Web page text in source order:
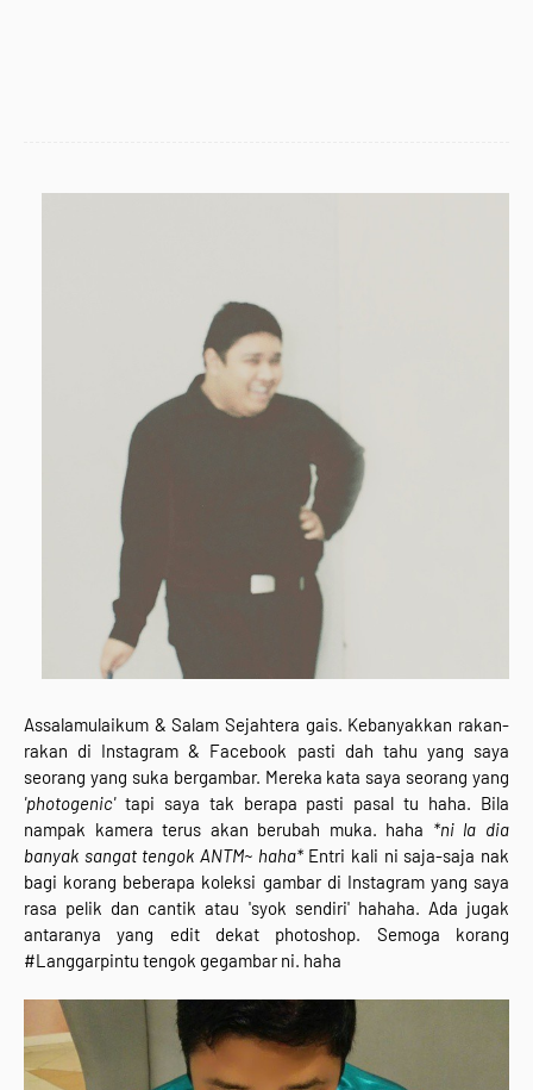
Assalamulaikum & Salam Sejahtera gais. Kebanyakkan rakan-
rakan di Instagram & Facebook pasti dah tahu yang saya
seorang yang suka bergambar. Mereka kata saya seorang yang
'photogenic'tapi saya tak berapa pasti pasal tu haha. Bila
nampak kamera terus akan berubah muka. haha *ni la dia
banyak sangat tengok ANTM~ haha*Entri kali ni saja-saja nak
bagi korang beberapa koleksi gambar di Instagram yang saya
rasa pelik dan cantik atau 'syok sendiri' hahaha. Ada jugak
antaranya yang edit dekat photoshop. Semoga korang
#Langgarpintu tengok gegambar ni. haha